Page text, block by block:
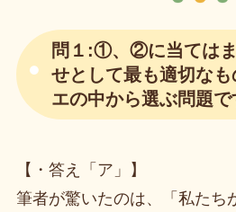
問１:①、②に当ては
せとして最も適切な
エの中から選ぶ問題で
【・答え「ア」】
筆者が驚いたのは、「私たち